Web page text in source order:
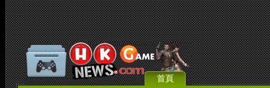
首頁